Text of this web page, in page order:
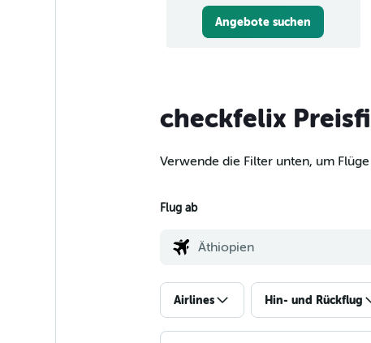
Angebote suchen
checkfelix
Verwende die Filter unten, um
Flug ab
Airlines Hin- und Rückflug